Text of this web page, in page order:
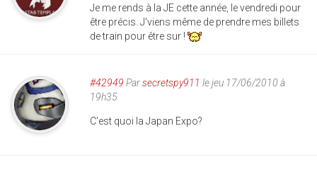
Je me rends à la JE cette année, le vendredi pour
être précis. J'viens même de prendre mes billets
de train pour être sur !
#42949 Parsecretspy911 le jeu 17/06/2010 à
19h35
C'est quoi la Japan Expo?